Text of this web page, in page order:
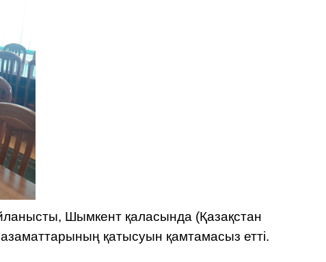
Шымкент қаласында (Қазақстан
қатысуын қамтамасыз етті.